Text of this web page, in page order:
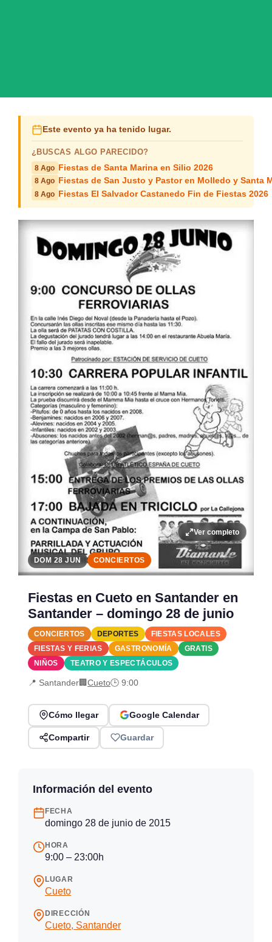
Este evento ya ha tenido lugar.
¿BUSCAS ALGO PARECIDO?
8 Ago Fiestas de Santa Marina en Silio 2026
8 Ago Fiestas de San Justo y Pastor en Molledo y Santa
8 Ago Fiestas El Salvador Castanedo Fin de Fiestas 2026
Ver completo
DOM 28 JUN CONCIERTOS
Fiestas en Cueto en Santander en
Santander – domingo 28 de junio
CONCIERTOS DEPORTES
FIESTAS LOCALES
FIESTAS Y FERIAS
GASTRONOMÍA
GRATIS
NIÑOS
TEATRO Y ESPECTÁCULOS
📍 Santander🏢Cueto🕒 9:00
Cómo llegar Google Calendar
Compartir Guardar
Información del evento
FECHA
domingo 28 de junio de 2015
HORA
9:00 – 23:00h
LUGAR
Cueto
DIRECCIÓN
Cueto, Santander